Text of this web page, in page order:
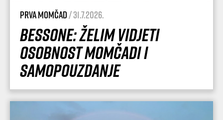
Prva momčad/ 31.7.2026.
Bessone: Želim vidjeti
osobnost momčadi i
samopouzdanje